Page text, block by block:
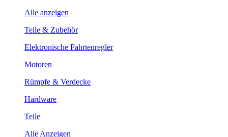
Alle anzeigen
Teile & Zubehör
Elektronische Fahrtenregler
Motoren
Rümpfe & Verdecke
Hardware
Teile
Alle Anzeigen